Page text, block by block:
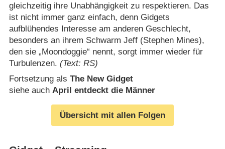
gleichzeitig ihre Unabhängigkeit zu respektieren. Das
ist nicht immer ganz einfach, denn Gidgets
aufblühendes Interesse am anderen Geschlecht,
besonders an ihrem Schwarm Jeff (Stephen Mines),
den sie „Moondoggie“ nennt, sorgt immer wieder für
Turbulenzen. (Text: RS)
Fortsetzung als The New Gidget
siehe auch April entdeckt die Männer
Übersicht mit allen Folgen